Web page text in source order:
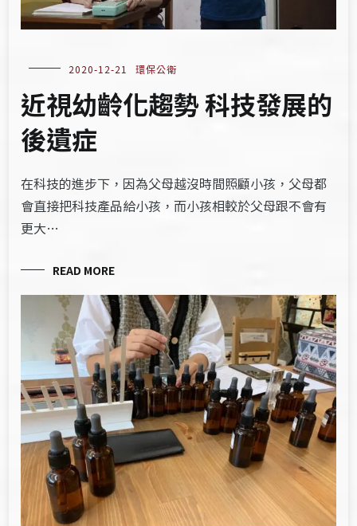
2020-12-21 環保公衛
近視幼齡化趨勢 科技發展的
後遺症
在科技的進步下，因為父母越沒時間照顧小孩，父母都
會直接把科技產品給小孩，而小孩相較於父母跟不會有
更大…
READ MORE